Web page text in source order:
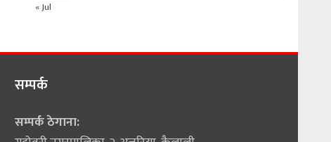
« Jul
सम्पर्क
सम्पर्क ठेगाना: